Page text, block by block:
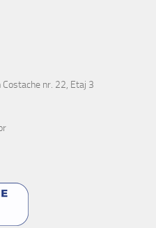
nr. 22, Etaj 3